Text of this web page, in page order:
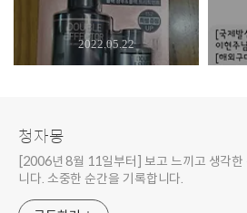
2022.05.22
청자몽
[2006년 8월 11일부터] 보고 느끼고 생각한
니다. 소중한 순간을 기록합니다.